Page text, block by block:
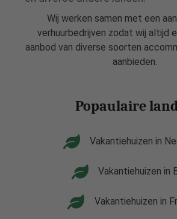
Wij werken samen met een
verhuurbedrijven zodat wij altijd
aanbod van diverse soorten
aanbieden.
Popaulaire
Vakantiehuizen in
Vakantiehuizen in
Vakantiehuizen in